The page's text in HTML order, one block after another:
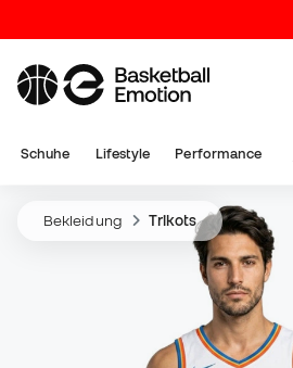
Schuhe Lifestyle Performance
Bekleidung Trikots